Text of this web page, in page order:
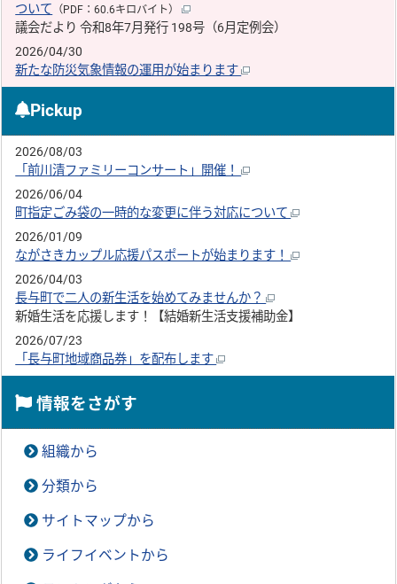
ついて （PDF：60.6キロバイト）
議会だより 令和8年7月発行 198号（6月定例会）
2026/04/30
新たな防災気象情報の運用が始まります
Pickup
2026/08/03
「前川清ファミリーコンサート」開催！
2026/06/04
町指定ごみ袋の一時的な変更に伴う対応について
2026/01/09
ながさきカップル応援パスポートが始まります！
2026/04/03
長与町で二人の新生活を始めてみませんか？
新婚生活を応援します！【結婚新生活支援補助金】
2026/07/23
「長与町地域商品券」を配布します
情報をさがす
組織から
分類から
サイトマップから
ライフイベントから